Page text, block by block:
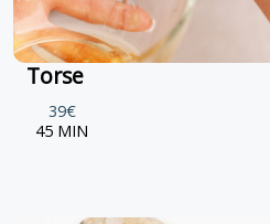
Torse
39€
45 MIN